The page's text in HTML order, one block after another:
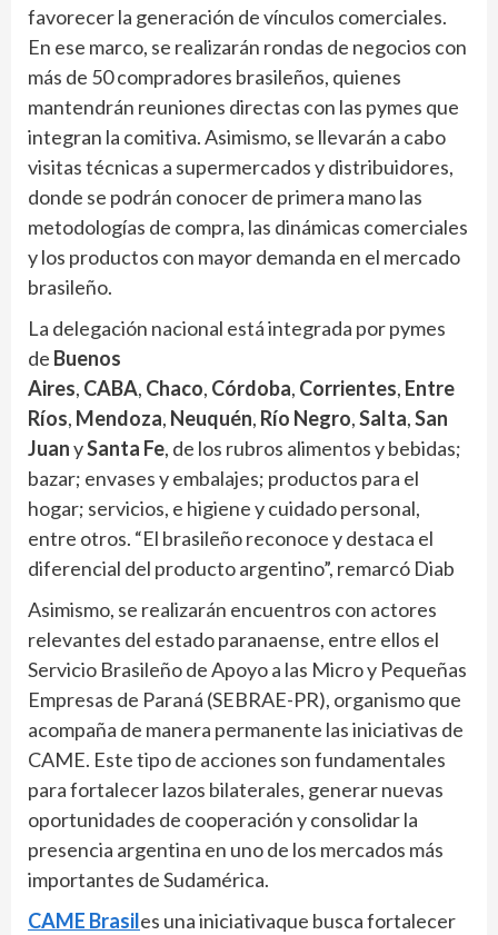
favorecer la generación de vínculos comerciales.
En ese marco, se realizarán rondas de negocios con
más de 50 compradores brasileños, quienes
mantendrán reuniones directas con las pymes que
integran la comitiva. Asimismo, se llevarán a cabo
visitas técnicas a supermercados y distribuidores,
donde se podrán conocer de primera mano las
metodologías de compra, las dinámicas comerciales
y los productos con mayor demanda en el mercado
brasileño.
La delegación nacional está integrada por pymes
de Buenos
Aires, CABA, Chaco, Córdoba, Corrientes, Entre
Ríos, Mendoza, Neuquén, Río Negro,Salta,San
JuanySanta Fe, de los rubros alimentos y bebidas;
bazar; envases y embalajes; productos para el
hogar; servicios, e higiene y cuidado personal,
entre otros. “El brasileño reconoce y destaca el
diferencial del producto argentino”, remarcó Diab
Asimismo, se realizarán encuentros con actores
relevantes del estado paranaense, entre ellos el
Servicio Brasileño de Apoyo a las Micro y Pequeñas
Empresas de Paraná (SEBRAE-PR), organismo que
acompaña de manera permanente las iniciativas de
CAME. Este tipo de acciones son fundamentales
para fortalecer lazos bilaterales, generar nuevas
oportunidades de cooperación y consolidar la
presencia argentina en uno de los mercados más
importantes de Sudamérica.
CAME Brasiles una iniciativaque busca fortalecer